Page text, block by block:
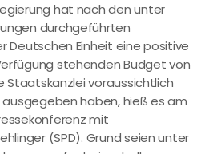
hat nach den unter
durchgeführten
Deutschen Einheit eine positive
stehenden Budget von
Staatskanzlei voraussichtlich
ausgegeben haben, hieß es am
mit
(SPD). Grund seien unter